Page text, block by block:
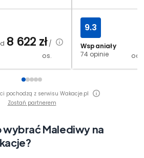
8 622 zł/
os.
Wspaniały
74 opinie
9.3
od
pochodzą z serwisu Wakacje.pl
Zostań partnerem
Malediwy na